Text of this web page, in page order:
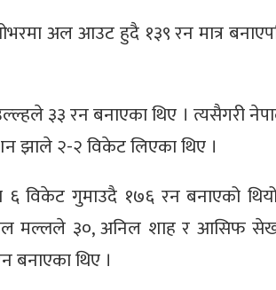
अल आउट हुदै १३९ रन मात्र
३३ रन बनाएका थिए । त्यसैगरी
२-२ विकेट लिएका थिए ।
विकेट गुमाउदै १७६ रन बनाएको
मल्लले ३०, अनिल शाह र आसिफ
बनाएका थिए ।